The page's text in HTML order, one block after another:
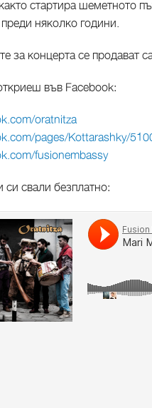
стартира шеметното
няколко години.
за концерта се продават
във Facebook:
oratnitza
pages/Kottarashky/
fusionembassy
си свали безплатно: